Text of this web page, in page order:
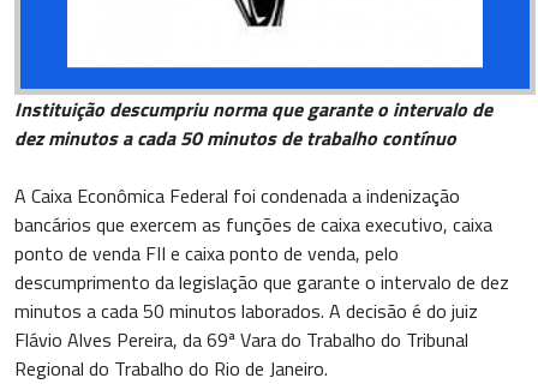
Instituição descumpriu norma que garante o intervalo de
dez minutos a cada 50 minutos de trabalho contínuo
A Caixa Econômica Federal foi condenada a indenização
bancários que exercem as funções de caixa executivo, caixa
ponto de venda FII e caixa ponto de venda, pelo
descumprimento da legislação que garante o intervalo de dez
minutos a cada 50 minutos laborados. A decisão é do juiz
Flávio Alves Pereira, da 69ª Vara do Trabalho do Tribunal
Regional do Trabalho do Rio de Janeiro.